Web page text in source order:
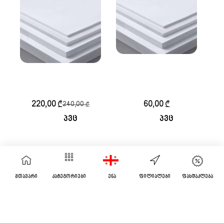
240,00₾
220,00₾
პვც
ᲕᲠᲪᲚᲐᲓ
60,00₾
პვც
ᲕᲠᲪᲚᲐᲓ
მთავარი კატეგორიები ენა ფილიალები ფასდაკლება